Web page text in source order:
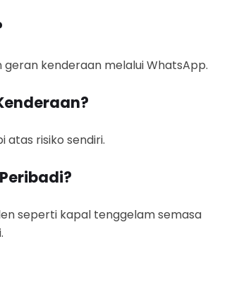
kenderaan melalui WhatsApp.
risiko sendiri.
seperti kapal tenggelam semasa